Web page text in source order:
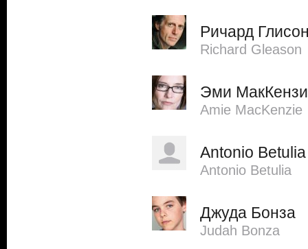
Ричард
Richard Gleason
Эми МакКензи
Amie MacKenzie
Antonio Betulia
Antonio Betulia
Джуда Бонза
Judah Bonza